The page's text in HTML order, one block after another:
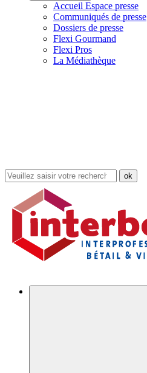
Accueil Espace presse
Communiqués de presse
Dossiers de presse
Flexi Gourmand
Flexi Pros
La Médiathèque
Rechercher
dans
site